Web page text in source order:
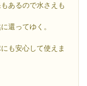
あるので水さえも
還ってゆく。
も安心して使えま